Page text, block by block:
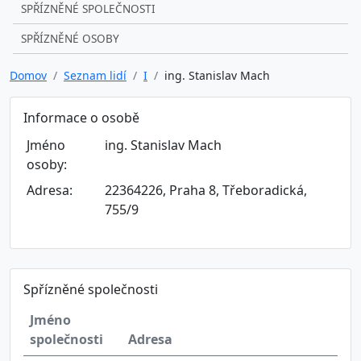
SPŘÍZNĚNÉ SPOLEČNOSTI
SPŘÍZNĚNÉ OSOBY
Domov Seznam lidí I ing. Stanislav Mach
Informace o osobě
Jméno
osoby:
ing. Stanislav Mach
Adresa:
22364226, Praha 8, Třeboradická,
755/9
Spřízněné společnosti
Jméno
společnosti
Adresa